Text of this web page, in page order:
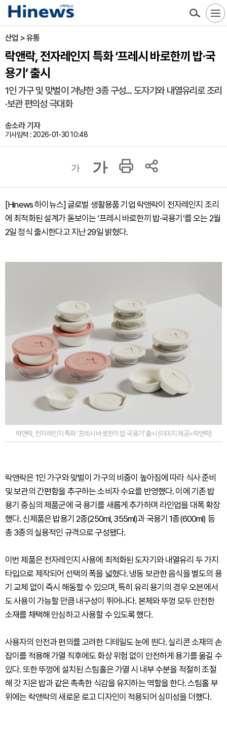
산업 > 유통
락앤락, 전자레인지 특화 ‘프레시 바로한끼 밥·국
용기’ 출시
1인 가구 및 맞벌이 겨냥한 3종 구성... 도자기와 내열유리로 조리
·보관 편의성 극대화
송소라 기자
기사입력 : 2026-01-30 10:48
가 가
[Hinews 하이뉴스] 글로벌 생활용품 기업 락앤락이 전자레인지 조리
에 최적화된 설계가 돋보이는 ‘프레시 바로한끼 밥·국용기’를 오는 2월
2일 정식 출시한다고 지난 29일 밝혔다.
락앤락, 전자레인지 특화 ‘프레시 바로한끼 밥·국용기’ 출시 (이미지 제공=락앤락)
락앤락은 1인 가구와 맞벌이 가구의 비중이 높아짐에 따라 식사 준비
및 보관의 간편함을 추구하는 소비자 수요를 반영했다. 이에 기존 밥
용기 중심의 제품군에 국 용기를 새롭게 추가하며 라인업을 대폭 확장
했다. 신제품은 밥용기 2종(250ml, 355ml)과 국용기 1종(600ml) 등
총 3종의 실용적인 규격으로 구성됐다.
이번 제품은 전자레인지 사용에 최적화된 도자기와 내열유리 두 가지
타입으로 제작되어 선택의 폭을 넓혔다. 냉동 보관한 음식을 별도의 용
기 교체 없이 즉시 해동할 수 있으며, 특히 유리 용기의 경우 오븐에서
도 사용이 가능할 만큼 내구성이 뛰어나다. 본체와 뚜껑 모두 안전한
소재를 채택해 안심하고 사용할 수 있도록 했다.
사용자의 안전과 편의를 고려한 디테일도 눈에 띈다. 실리콘 소재의 손
잡이를 적용해 가열 직후에도 화상 위험 없이 안전하게 용기를 옮길 수
있다. 또한 뚜껑에 설치된 스팀홀은 가열 시 내부 수분을 적절히 조절
해 갓 지은 밥과 같은 촉촉한 식감을 유지하는 역할을 한다. 스팀홀 부
위에는 락앤락의 새로운 로고 디자인이 적용되어 심미성을 더했다.